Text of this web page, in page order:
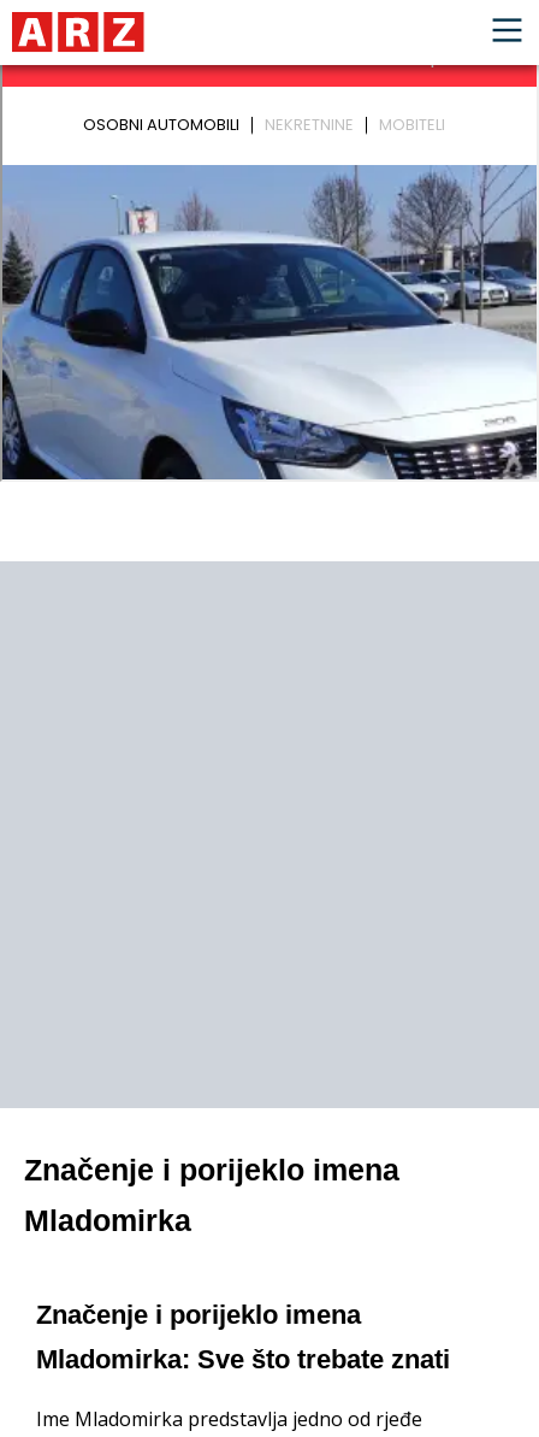
Značenje i porijeklo imena
Mladomirka
Značenje i porijeklo imena
Mladomirka: Sve što trebate znati
Ime Mladomirka predstavlja jedno od rjeđe